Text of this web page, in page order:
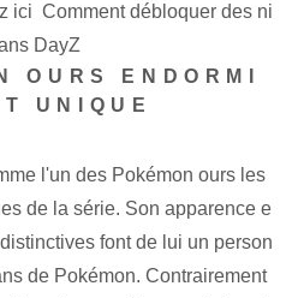
ici Comment débloquer des ni
DayZ
OURS ENDORMI
UNIQUE
l'un des Pokémon ours les
de la série. Son apparence e
font de lui un person
de Pokémon. Contrairement